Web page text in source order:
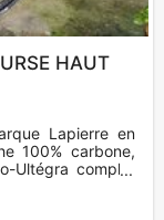
HAUT
Lapierre en
100% carbone,
Ultégra complet